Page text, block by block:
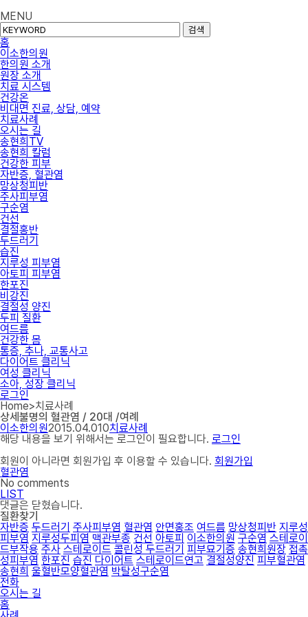
MENU
검색
홈
이소한의원
한의원 소개
원장 소개
치료 시스템
건강온
비대면 진료, 상담, 예약
치료사례
오시는 길
송현희TV
송현희 칼럼
건강한 피부
자반증, 혈관염
망상청피반
주사피부염
구순염
건선
결절홍반
두드러기
습진
지루성 피부염
아토피 피부염
한포진
비강진
결절성 양진
두피 질환
여드름
건강한 몸
통증, 추나, 교통사고
다이어트 클리닉
여성 클리닉
소아, 성장 클리닉
로그인
Home>치료사례
상세불명의 혈관염 / 20대 /여례
이소한의원2015.04.010치료사례
해당 내용을 보기 위해서는 로그인이 필요합니다. 로그인
회원이 아니라면 회원가입 후 이용할 수 있습니다. 회원가입
혈관염
No comments
LIST
댓글은 닫혔습니다.
질환찾기
자반증 두드러기 주사피부염 혈관염 안면홍조 여드름 망상청피반 지루성
피부염 지루성두피염 맥관부종 건선 아토피 이소한의원 구순염 스테로이
드부작용 주사 스테로이드 콜린성 두드러기 피부묘기증 송현희원장 접촉
성피부염 한포진 습진 다이어트 스테로이드연고 결절성양진 피부혈관염
송현희 울혈반모양혈관염 박탈성구순염
전화
오시는 길
홈